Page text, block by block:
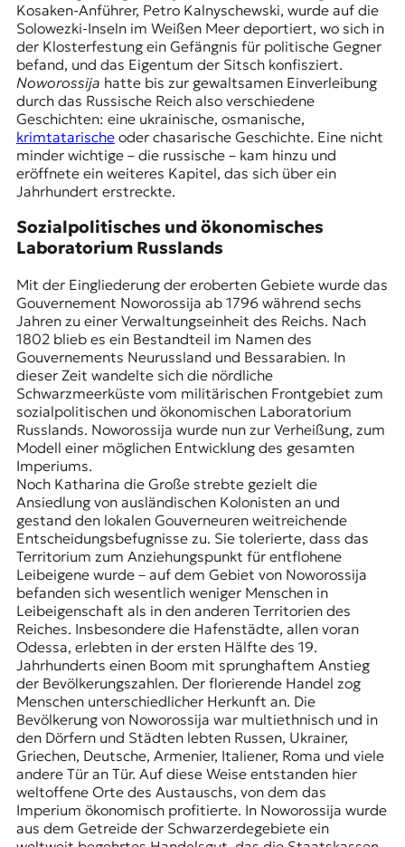
Kosaken-Anführer, Petro Kalnyschewski, wurde auf die
Solowezki-Inselnim Weißen Meer deportiert, wo sich in
der Klosterfestung ein Gefängnis für politische Gegner
befand, und das Eigentum der Sitsch konfisziert.
Noworossija hatte bis zur gewaltsamen Einverleibung
durch das Russische Reich also verschiedene
Geschichten: eine ukrainische, osmanische,
krimtatarischeoder chasarische Geschichte. Eine nicht
minder wichtige – die russische – kam hinzu und
eröffnete ein weiteres Kapitel, das sich über ein
Jahrhundert erstreckte.
Sozialpolitisches und ökonomisches
Laboratorium Russlands
Mit der Eingliederung der eroberten Gebiete wurde das
Gouvernement Noworossija ab 1796 während sechs
Jahren zu einer Verwaltungseinheit des Reichs. Nach
1802 blieb es ein Bestandteil im Namen des
Gouvernements Neurussland und Bessarabien. In
dieser Zeit wandelte sich die nördliche
Schwarzmeerküste vom militärischen Frontgebiet zum
sozialpolitischen und ökonomischen Laboratorium
Russlands. Noworossija wurde nun zur Verheißung, zum
Modell einer möglichen Entwicklung des gesamten
Imperiums.
Noch Katharina die Große strebte gezielt die
Ansiedlung von ausländischen Kolonisten an und
gestand den lokalen Gouverneuren weitreichende
Entscheidungsbefugnisse zu. Sie tolerierte, dass das
Territorium zum Anziehungspunkt für entflohene
Leibeigene wurde – auf dem Gebiet von Noworossija
befanden sich wesentlich weniger Menschen in
Leibeigenschaft als in den anderen Territorien des
Reiches. Insbesondere die Hafenstädte, allen voran
Odessa, erlebten in der ersten Hälfte des 19.
Jahrhunderts einen Boom mit sprunghaftem Anstieg
der Bevölkerungszahlen. Der florierende Handel zog
Menschen unterschiedlicher Herkunft an. Die
Bevölkerung von Noworossija war multiethnisch und in
den Dörfern und Städten lebten Russen, Ukrainer,
Griechen, Deutsche, Armenier, Italiener, Roma und viele
andere Tür an Tür. Auf diese Weise entstanden hier
weltoffene Orte des Austauschs, von dem das
Imperium ökonomisch profitierte. In Noworossija wurde
aus dem Getreide der Schwarzerdegebiete ein